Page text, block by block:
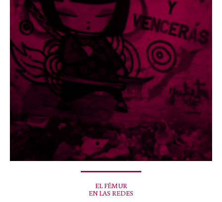
EL FÉMUR
EN LAS REDES